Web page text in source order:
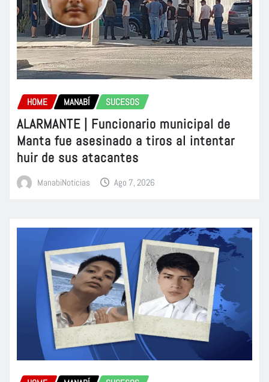
HOME MANABÍ SUCESOS
ALARMANTE | Funcionario municipal de
Manta fue asesinado a tiros al intentar
huir de sus atacantes
ManabiNoticias Ago 7, 2026